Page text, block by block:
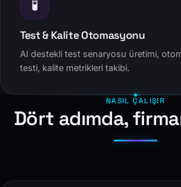
🧪
Test & Kalite Otomasyonu
AI destekli test senaryosu üretimi,
testi, kalite metrikleri takibi.
NASIL ÇALIŞIR
Dört adımda,